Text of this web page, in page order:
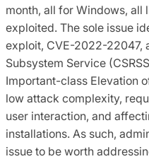
month, all for Windows, all
exploited. The sole issue
exploit, CVE-2022-22047,
Subsystem Service
Important-class Elevation
low attack complexity,
user interaction, and
installations. As such,
issue to be worth